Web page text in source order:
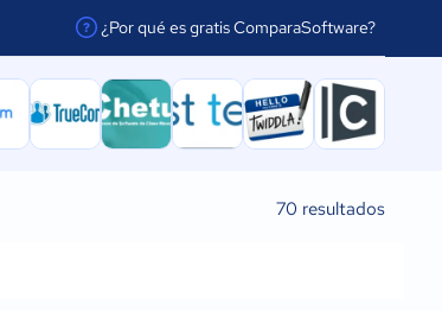
¿Por qué es gratis ComparaSoftware?
facilitar la conexión
70 resultados